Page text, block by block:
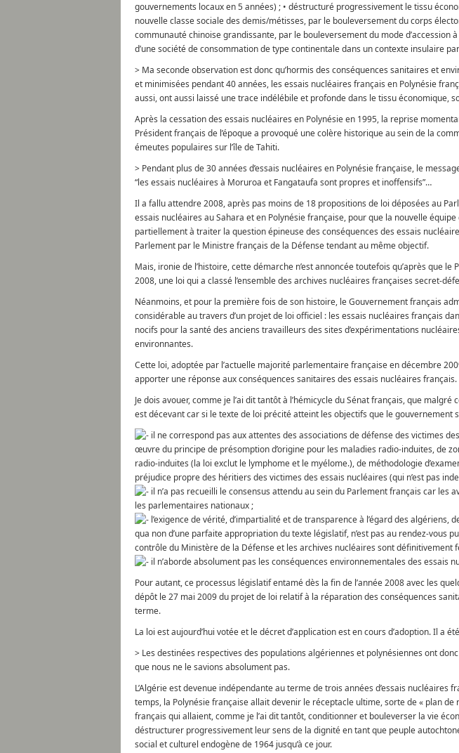
gouvernements locaux en 5 années) ; • déstructuré progressivement le tissu
nouvelle classe sociale des demis/métisses, par le bouleversement du corps
communauté chinoise grandissante, par le bouleversement du mode d’accession
d’une société de consommation de type continentale dans un contexte insulaire
> Ma seconde observation est donc qu’hormis des conséquences sanitaires et
et minimisées pendant 40 années, les essais nucléaires français en Polynésie
aussi, ont aussi laissé une trace indélébile et profonde dans le tissu économique,
Après la cessation des essais nucléaires en Polynésie en 1995, la reprise
Président français de l’époque a provoqué une colère historique au sein de la
émeutes populaires sur l’île de Tahiti.
> Pendant plus de 30 années d’essais nucléaires en Polynésie française, le
“les essais nucléaires à Moruroa et Fangataufa sont propres et inoffensifs”…
Il a fallu attendre 2008, après pas moins de 18 propositions de loi déposées au
essais nucléaires au Sahara et en Polynésie française, pour que la nouvelle
partiellement à traiter la question épineuse des conséquences des essais
Parlement par le Ministre français de la Défense tendant au même objectif.
Mais, ironie de l’histoire, cette démarche n’est annoncée toutefois qu’après que
2008, une loi qui a classé l’ensemble des archives nucléaires françaises secret-
Néanmoins, et pour la première fois de son histoire, le Gouvernement français
considérable au travers d’un projet de loi officiel : les essais nucléaires français
nocifs pour la santé des anciens travailleurs des sites d’expérimentations
environnantes.
Cette loi, adoptée par l’actuelle majorité parlementaire française en décembre
apporter une réponse aux conséquences sanitaires des essais nucléaires français.
Je dois avouer, comme je l’ai dit tantôt à l’hémicycle du Sénat français, que
est décevant car si le texte de loi précité atteint les objectifs que le gouvernement
il ne correspond pas aux attentes des associations de défense des victimes
œuvre du principe de présomption d’origine pour les maladies radio-induites, de
radio-induites (la loi exclut le lymphome et le myélome.), de méthodologie
préjudice propre des héritiers des victimes des essais nucléaires (qui n’est pas
il n’a pas recueilli le consensus attendu au sein du Parlement français car les
les parlementaires nationaux ;
l’exigence de vérité, d’impartialité et de transparence à l’égard des
qua non d’une parfaite appropriation du texte législatif, n’est pas au rendez-vous
contrôle du Ministère de la Défense et les archives nucléaires sont définitivement
il n’aborde absolument pas les conséquences environnementales des essais
Pour autant, ce processus législatif entamé dès la fin de l’année 2008 avec les
dépôt le 27 mai 2009 du projet de loi relatif à la réparation des conséquences
terme.
La loi est aujourd’hui votée et le décret d’application est en cours d’adoption. Il a
> Les destinées respectives des populations algériennes et polynésiennes ont
que nous ne le savions absolument pas.
L’Algérie est devenue indépendante au terme de trois années d’essais nucléaires
temps, la Polynésie française allait devenir le réceptacle ultime, sorte de « plan
français qui allaient, comme je l’ai dit tantôt, conditionner et bouleverser la vie
déstructurer progressivement leur sens de la dignité en tant que peuple
social et culturel endogène de 1964 jusqu’à ce jour.